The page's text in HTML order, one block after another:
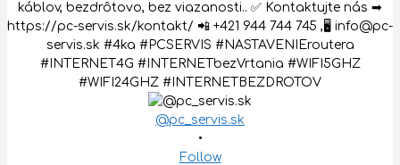
@pc_servis.sk
•
Follow